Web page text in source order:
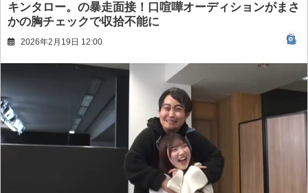
キンタロー。の暴走面接！口喧嘩オーディションがまさ
かの胸チェックで収拾不能に
2026年2月19日 12:00